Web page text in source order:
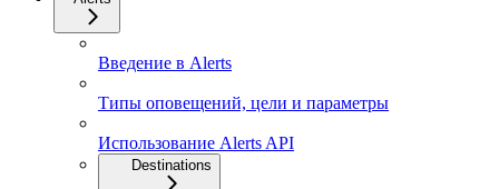
Введение в Alerts
Типы оповещений, цели и параметры
Использование Alerts API
Destinations